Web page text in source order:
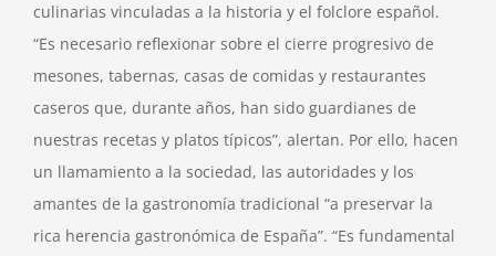
culinarias vinculadas a la historia y el folclore español.
“Es necesario reflexionar sobre el cierre progresivo de
mesones, tabernas, casas de comidas y restaurantes
caseros que, durante años, han sido guardianes de
nuestras recetas y platos típicos”, alertan. Por ello, hacen
un llamamiento a la sociedad, las autoridades y los
amantes de la gastronomía tradicional “a preservar la
rica herencia gastronómica de España”. “Es fundamental